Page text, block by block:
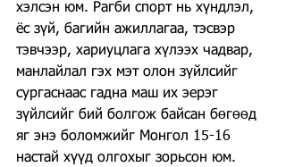
хэлсэн юм. Рагби спорт нь хүндлэл,
ёс зүй, багийн ажиллагаа, тэсвэр
тэвчээр, хариуцлага хүлээх чадвар,
манлайлал гэх мэт олон зүйлсийг
сургаснаас гадна маш их эерэг
зүйлсийг бий болгож байсан бөгөөд
яг энэ боломжийг Монгол 15-16
настай хүүд олгохыг зорьсон юм.